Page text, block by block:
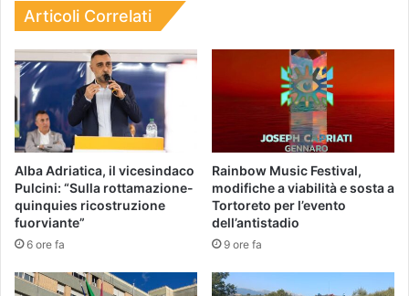
Articoli Correlati
Alba Adriatica, il vicesindaco
Pulcini: “Sulla rottamazione-
quinquies ricostruzione
fuorviante”
6 ore fa
Rainbow Music Festival,
modifiche a viabilità e sosta a
Tortoreto per l’evento
dell’antistadio
9 ore fa